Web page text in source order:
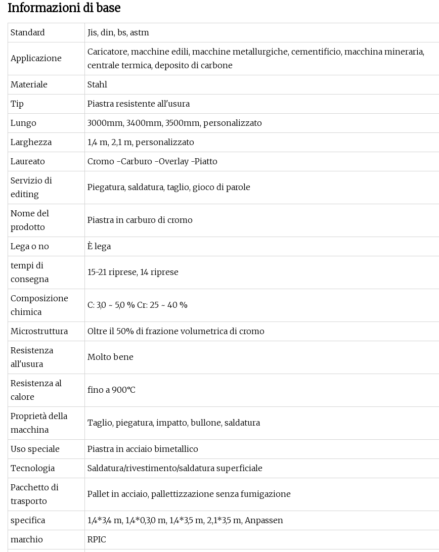
Informazioni di base
Standard Jis, din, bs, astm
Applicazione
Caricatore, macchine edili, macchine metallurgiche, cementificio, macchina mineraria,
centrale termica, deposito di carbone
Materiale
Stahl
Tip
Piastra resistente all'usura
Lungo
3000mm, 3400mm, 3500mm, personalizzato
Larghezza
1,4 m, 2,1 m, personalizzato
Laureato
Cromo -Carburo -Overlay -Piatto
Servizio di
editing
Piegatura, saldatura, taglio, gioco di parole
Nome del
prodotto
Piastra in carburo di cromo
Lega o no
È lega
tempi di
consegna
15-21 riprese, 14 riprese
Composizione
chimica
C: 3,0 ~ 5,0 % Cr: 25 ~ 40 %
Microstruttura
Oltre il 50% di frazione volumetrica di cromo
Resistenza
all'usura
Molto bene
Resistenza al
calore
fino a 900°C
Proprietà della
macchina
Taglio, piegatura, impatto, bullone, saldatura
Uso speciale
Piastra in acciaio bimetallico
Tecnologia
Saldatura/rivestimento/saldatura superficiale
Pacchetto di
trasporto
Pallet in acciaio, pallettizzazione senza fumigazione
specifica
1,4*3,4 m, 1,4*0,3,0 m, 1,4*3,5 m, 2,1*3,5 m, Anpassen
marchio
RPIC